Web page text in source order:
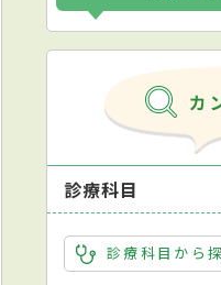
診療科目
診療科目から